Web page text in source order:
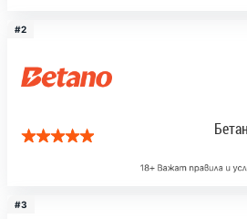
#2
#3